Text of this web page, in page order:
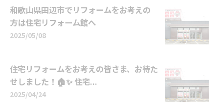
和歌山県田辺市でリフォームをお考えの
方は住宅リフォーム館へ
2025/05/08
住宅リフォームをお考えの皆さま、お待た
せしました！🏠✨ 住宅...
2025/04/24